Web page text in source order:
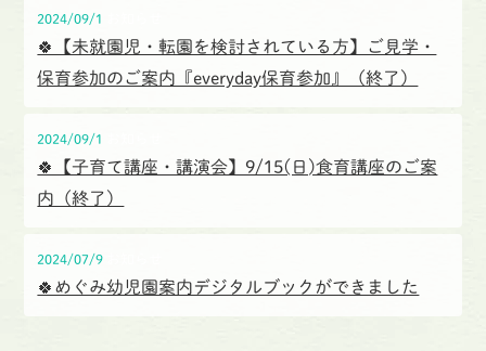
2024/09/1
🍀【未就園児・転園を検討されている方】ご見学・
保育参加のご案内『everyday保育参加』（終了）
2024/09/1
🍀【子育て講座・講演会】9/15(日)食育講座のご案
内（終了）
2024/07/9
🍀めぐみ幼児園案内デジタルブックができました